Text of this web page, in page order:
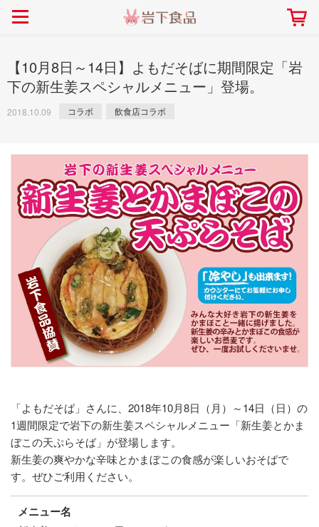
ごあいさつ 会社概要
採用情報 本社所在地
> 新商品
> イベント
> 飲食店コラボ
> ミュージアム
> イワシカちゃん
> オンラインショップ
> メディア掲載
> その他
2026」｜岩下の新生姜ミュー
ジアム
2026.07.01
> 生姜
> らっきょう
> 梅
> その他
岩下の新生姜
> らっきょうレシピ
> オリーブレシピ
きバージョン～
畑での取り組み 工場での取り組み
岩下の新生姜について 岩下のらっきょうにつ
岩下の新生姜ミュージアム
しょうがを食べてお悩
先生
岩下の新生姜万年筆インク 書く描くコンテ
スト
岩下の新生姜Sing＆
～ニュージンジャーイ
【10月8日～14日】よもだそばに期間限定「岩
下の新生姜スペシャルメニュー」登場。
2018.10.09 コラボ 飲食店コラボ
「よもだそば」さんに、2018年10月8日（月）～14日（日）の
1週間限定で岩下の新生姜スペシャルメニュー「新生姜とかま
ぼこの天ぷらそば」が登場します。
新生姜の爽やかな辛味とかまぼこの食感が楽しいおそばで
す。ぜひご利用ください。
メニュー名